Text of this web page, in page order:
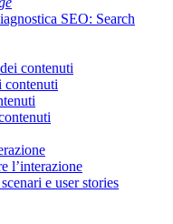
SEO: Search
contenuti
contenuti
l’interazione
e user stories